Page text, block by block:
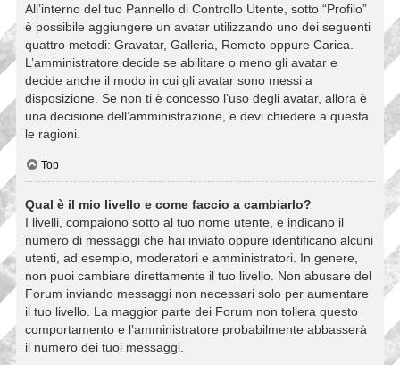
All’interno del tuo Pannello di Controllo Utente, sotto “Profilo”
è possibile aggiungere un avatar utilizzando uno dei seguenti
quattro metodi: Gravatar, Galleria, Remoto oppure Carica.
L’amministratore decide se abilitare o meno gli avatar e
decide anche il modo in cui gli avatar sono messi a
disposizione. Se non ti è concesso l’uso degli avatar, allora è
una decisione dell’amministrazione, e devi chiedere a questa
le ragioni.
Top
Qual è il mio livello e come faccio a cambiarlo?
I livelli, compaiono sotto al tuo nome utente, e indicano il
numero di messaggi che hai inviato oppure identificano alcuni
utenti, ad esempio, moderatori e amministratori. In genere,
non puoi cambiare direttamente il tuo livello. Non abusare del
Forum inviando messaggi non necessari solo per aumentare
il tuo livello. La maggior parte dei Forum non tollera questo
comportamento e l’amministratore probabilmente abbasserà
il numero dei tuoi messaggi.